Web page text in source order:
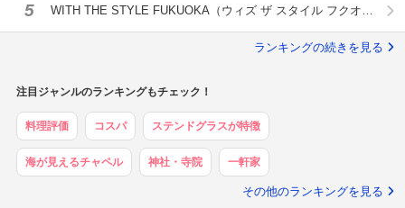
5
WITH THE STYLE FUKUOKA（ウィズ ザ スタイル フクオ
ランキングの続きを見る
注目ジャンルのランキングもチェック！
料理評価 コスパ ステンドグラスが特徴
海が見えるチャペル 神社・寺院 一軒家
その他のランキングを見る